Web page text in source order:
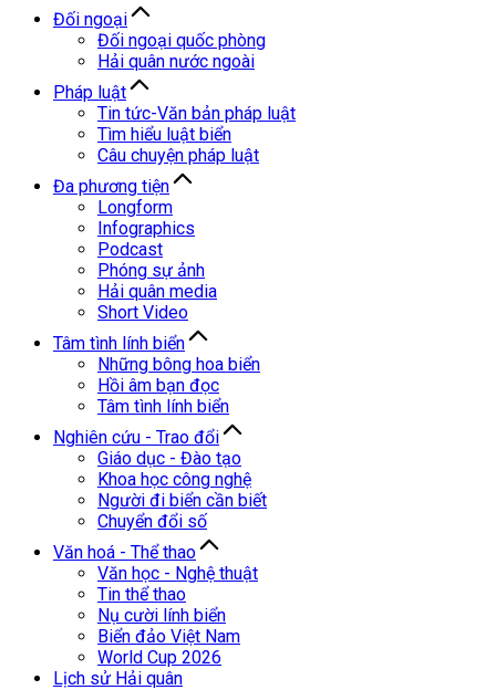
Đối ngoại
Đối ngoại quốc phòng
Hải quân nước ngoài
Pháp luật
Tin tức-Văn bản pháp luật
Tìm hiểu luật biển
Câu chuyện pháp luật
Đa phương tiện
Longform
Infographics
Podcast
Phóng sự ảnh
Hải quân media
Short Video
Tâm tình lính biển
Những bông hoa biển
Hồi âm bạn đọc
Tâm tình lính biển
Nghiên cứu - Trao đổi
Giáo dục - Đào tạo
Khoa học công nghệ
Người đi biển cần biết
Chuyển đổi số
Văn hoá - Thể thao
Văn học - Nghệ thuật
Tin thể thao
Nụ cười lính biển
Biển đảo Việt Nam
World Cup 2026
Lịch sử Hải quân